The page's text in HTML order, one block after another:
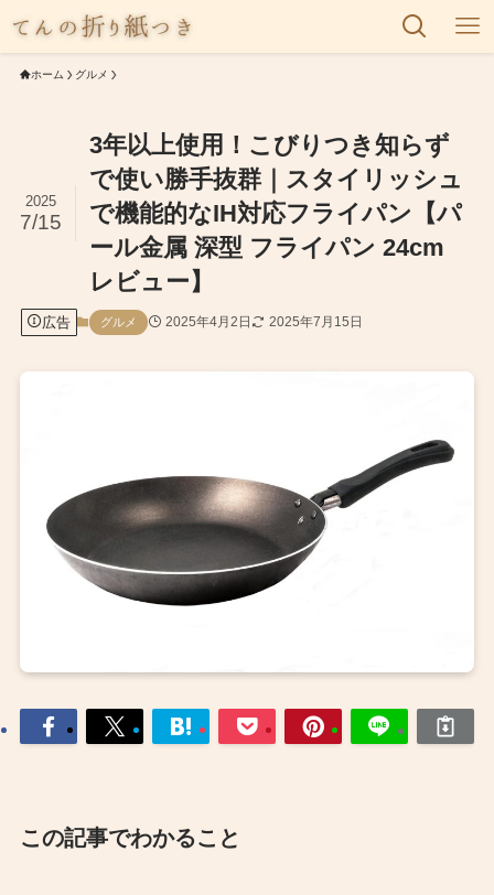
ホーム グルメ
3年以上使用！こびりつき知らず
で使い勝手抜群｜スタイリッシュ
で機能的なIH対応フライパン【パ
ール金属 深型 フライパン 24cm
レビュー】
2025
7/15
広告 グルメ 2025年4月2日 2025年7月15日
この記事でわかること